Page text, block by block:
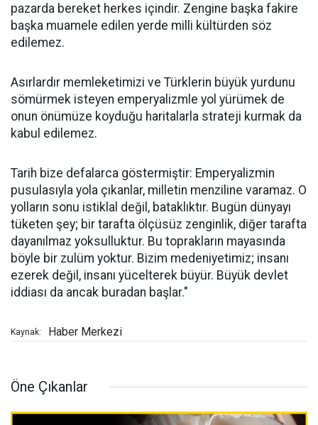
pazarda bereket herkes içindir. Zengine başka fakire
başka muamele edilen yerde milli kültürden söz
edilemez.
Asırlardır memleketimizi ve Türklerin büyük yurdunu
sömürmek isteyen emperyalizmle yol yürümek de
onun önümüze koyduğu haritalarla strateji kurmak da
kabul edilemez.
Tarih bize defalarca göstermiştir: Emperyalizmin
pusulasıyla yola çıkanlar, milletin menziline varamaz. O
yolların sonu istiklal değil, bataklıktır. Bugün dünyayı
tüketen şey; bir tarafta ölçüsüz zenginlik, diğer tarafta
dayanılmaz yoksulluktur. Bu toprakların mayasında
böyle bir zulüm yoktur. Bizim medeniyetimiz; insanı
ezerek değil, insanı yücelterek büyür. Büyük devlet
iddiası da ancak buradan başlar."
Kaynak: Haber Merkezi
Öne Çıkanlar